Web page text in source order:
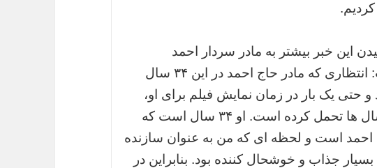
این خبر بیشتر به مادر سردار احمد
متوسلیان فکر کرده است، گفت: انتظاری که مادر حاج احمد در این ۳۴ سال
حتی یک بار در زمان نمایش فیلم برای او،
احساس کردم که چه رنجی را سال ها تحمل کرده است. او ۳۴ سال است که
است و لحظه ای که من به عنوان سازنده
بسیار جذاب و خوشحال کننده بود. بنابراین در